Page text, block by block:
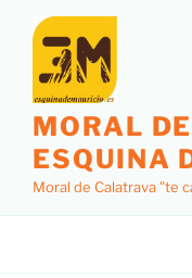
MORAL
ESQUINA
Moral de Calatrava "te